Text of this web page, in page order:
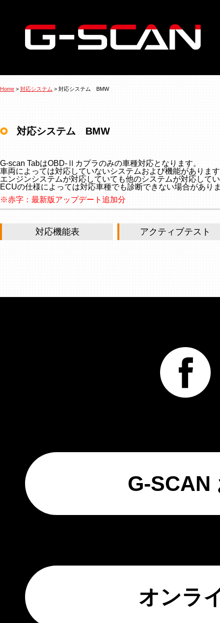
Home > 対応システム > 対応システム BMW
対応システム BMW
G-scan TabはOBD-Ⅱカプラのみの車種対応となります。
車両によっては対応していないシステムおよび機能がありま
エンジンシステムが対応していても他のシステムが対応して
ECUの仕様によっては対応車種でも診断できない場合があり
※赤字：最新版アップデート追加分
対応機能表 アクティブテスト
G-SCAN
オンラ